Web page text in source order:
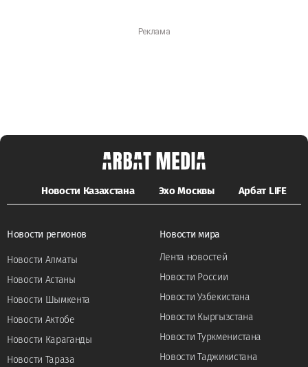
Новости Казахстана Эхо Москвы Арбат LIFE
Новости регионов
Новости Алматы
Новости Астаны
Новости Шымкента
Новости Актобе
Новости Караганды
Новости Тараза
Новости мира
Лента новостей
Новости России
Новости Узбекистана
Новости Кыргызстана
Новости Туркменистана
Новости Таджикистана